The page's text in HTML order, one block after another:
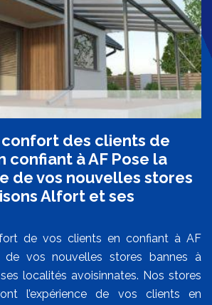
des clients de
confiant à AF Pose la
de vos nouvelles stores
Alfort et ses
de vos clients en confiant à AF
de vos nouvelles stores bannes à
localités avoisinnates. Nos stores
l’expérience de vos clients en